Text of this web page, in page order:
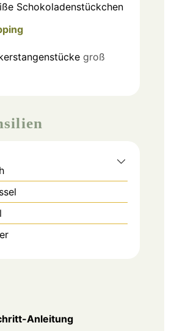
Schokoladenstückchen
groß
Anleitung